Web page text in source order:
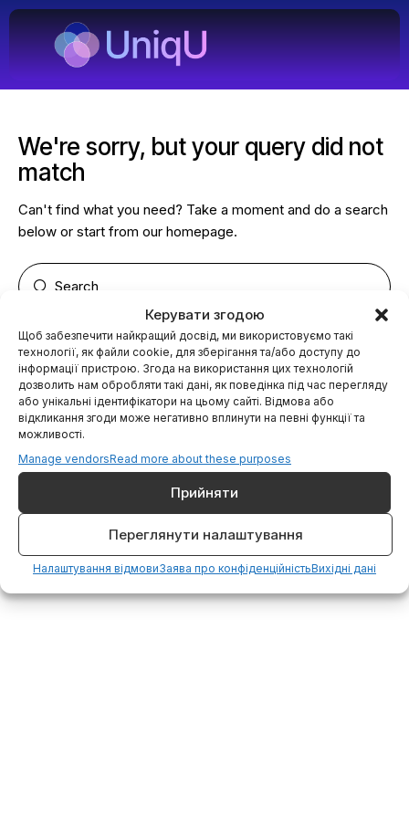
Керувати згодою
Щоб забезпечити найкращий досвід, ми використовуємо такі
технології, як файли cookie, для зберігання та/або доступу до
інформації пристрою. Згода на використання цих технологій
дозволить нам обробляти такі дані, як поведінка під час перегляду
або унікальні ідентифікатори на цьому сайті. Відмова або
відкликання згоди може негативно вплинути на певні функції та
можливості.
Manage vendorsRead more about these purposes
Прийняти
Переглянути налаштування
Налаштування відмовиЗаява про конфіденційністьВихідні дані
We're sorry, but your query did not
match
Can't find what you need? Take a moment and do a search
below or start from our homepage.
Пошук
Пошук